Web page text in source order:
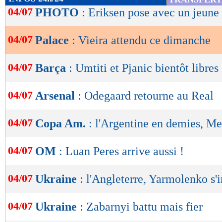
de
OK
04/07 PHOTO : Eriksen pose avec un
04/07 Palace : Vieira attendu ce dimanche
04/07 Barça : Umtiti et Pjanic bientôt libres
04/07 Arsenal : Odegaard retourne au Real
04/07 Copa Am. : l'Argentine en demies,
04/07 OM : Luan Peres arrive aussi !
04/07 Ukraine : l'Angleterre, Yarmolenko
04/07 Ukraine : Zabarnyi battu mais fier